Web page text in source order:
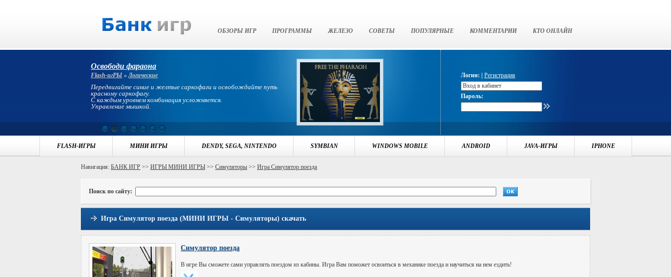
ОБЗОРЫ ИГР ПРОГРАММЫ ЖЕЛЕЗО СОВЕТЫ ПОПУЛЯРНЫЕ КОММЕНТАРИИ КТО ОНЛАЙН
Освободи фараона
Flash-игРЫ »Логические
Передвигайте синие и желтые саркофаги и освобождайте путь
красному саркофагу.
С каждым уровнем комбинация усложняется.
Управление мышкой.
Логин: | Регистрация
Пароль:
FLASH-ИГРЫ МИНИ ИГРЫ DENDY, SEGA, NINTENDO SYMBIAN WINDOWS MOBILE ANDROID JAVA-ИГРЫ IPHONE
Навигация: БАНК ИГР >> ИГРЫ МИНИ ИГРЫ >> Симуляторы >> Игра Симулятор поезда
Поиск по сайту:
Игра Симулятор поезда (МИНИ ИГРЫ - Симуляторы) скачать
Симулятор поезда
В игре Вы сможете сами управлять поездом из кабины. Игра Вам поможет освоиться в механике поезда и научиться на нем ездить!